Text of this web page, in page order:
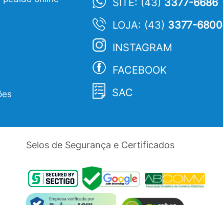
SITE: (43) 3377-6686
LOJA: (43) 3377-6800
INSTAGRAM
FACEBOOK
SAC
Selos de Segurança e Certificados